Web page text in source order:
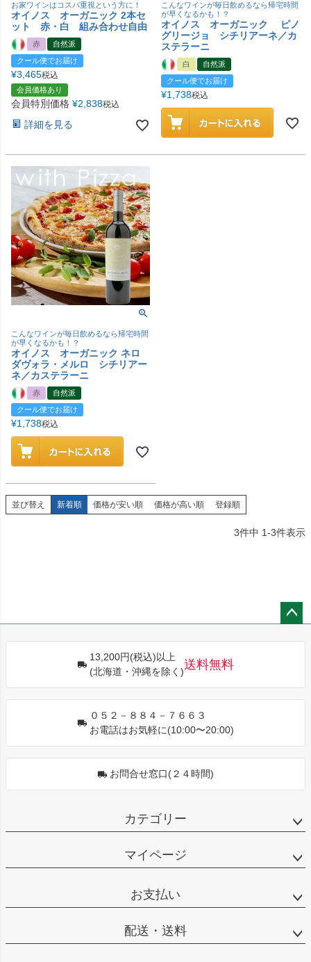
お家ワインはコスパ重視という方に！
オイノス オーガニック 2本セ
ット 赤・白 組み合わせ自由
赤
自然派
クール便でお届け
¥3,465税込
会員価格あり
会員特別価格 ¥2,838税込
詳細を見る
こんなワインが毎日飲めるなら帰宅時間
が早くなるかも！？
オイノス オーガニック ピノ
グリージョ シチリアーネ／カ
ステラーニ
白
自然派
クール便でお届け
¥1,738税込
こんなワインが毎日飲めるなら帰宅時間
が早くなるかも！？
オイノス オーガニック ネロ
ダヴォラ・メルロ シチリアー
ネ／カステラーニ
赤
自然派
クール便でお届け
¥1,738税込
並び替え 新着順 価格が安い順 価格が高い順 登録順
3件中 1-3件表示
13,200円(税込)以上
(北海道・沖縄を除く)
送料無料
０５２－８８４－７６６３
お電話はお気軽に(10:00〜20:00)
お問合せ窓口(２４時間)
カテゴリー
マイページ
お支払い
配送・送料